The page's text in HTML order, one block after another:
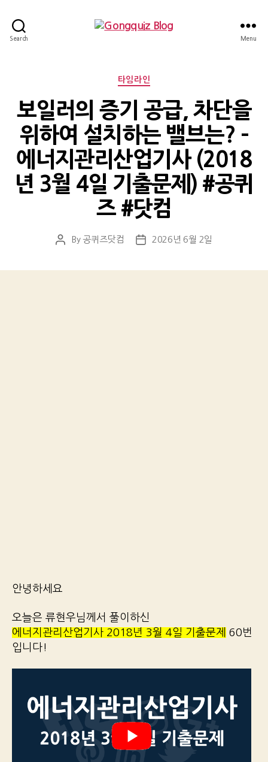
Search Menu
Categories
타임라인
보일러의 증기 공급, 차단을
위하여 설치하는 밸브는? –
에너지관리산업기사 (2018
년 3월 4일 기출문제) #공퀴
즈 #닷컴
PostBy 공퀴즈닷컴
Post2026년 6월 2일
안녕하세요
오늘은 류현우님께서 풀이하신
에너지관리산업기사 2018년 3월 4일 기출문제
60번
입니다!